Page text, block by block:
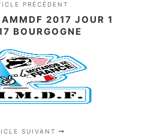
PRÉCÉDENT
2017 JOUR 1
BOURGOGNE
SUIVANT